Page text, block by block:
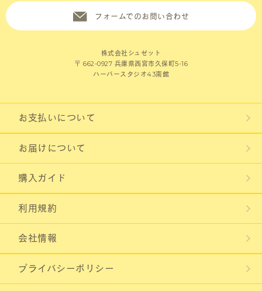
フォームでのお問い合わせ
株式会社シュゼット
〒 662-0927 兵庫県西宮市久保町5-16
ハーバースタジオ43南館
お支払いについて
お届けについて
購入ガイド
利用規約
会社情報
プライバシーポリシー